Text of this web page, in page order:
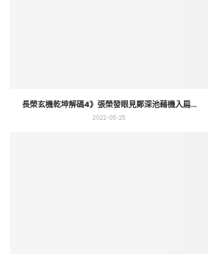
長榮玄機乾坤解碼4》張榮發眼見鄭深池藉機入扁...
2022-05-25